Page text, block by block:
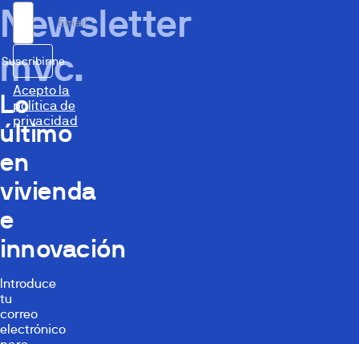
Newsletter
mvc.
Lo
último
en
vivienda
e
innovación
Introduce
tu
correo
electrónico
Email
Suscribirme
Acepto la
política de
privacidad